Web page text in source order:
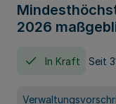
2026
In Kraft Seit